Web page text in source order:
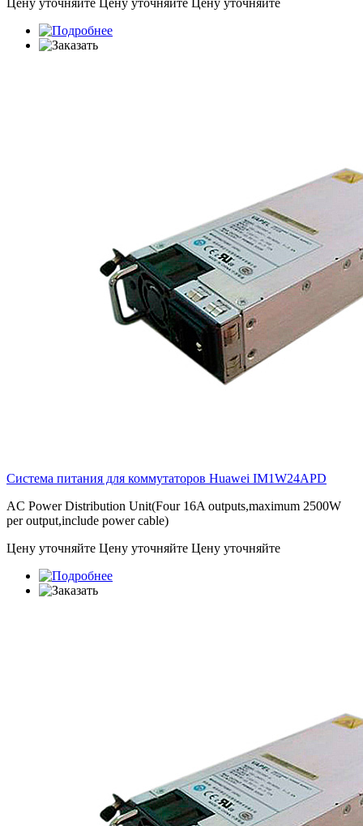
Система питания для коммутаторов Huawei IM1W24APD
AC Power Distribution Unit(Four 16A outputs,maximum 2500W
per output,include power cable)
Цену уточняйте Цену уточняйте Цену уточняйте